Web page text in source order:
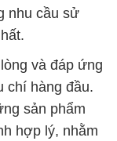
nhu cầu sử
và đáp ứng
chí hàng đầu.
sản phẩm
hợp lý, nhằm